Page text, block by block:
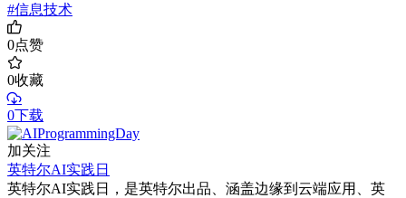
#信息技术
0点赞
0收藏
0下载
加关注
英特尔AI实践日
英特尔AI实践日，是英特尔出品、涵盖边缘到云端应用、英